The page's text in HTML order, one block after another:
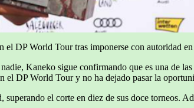
DP World Tour tras imponerse con autoridad
Kaneko sigue confirmando que es una de
el DP World Tour y no ha dejado pasar la
el corte en diez de sus doce torneos.